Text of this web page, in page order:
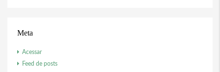
Meta
Acessar
Feed de posts